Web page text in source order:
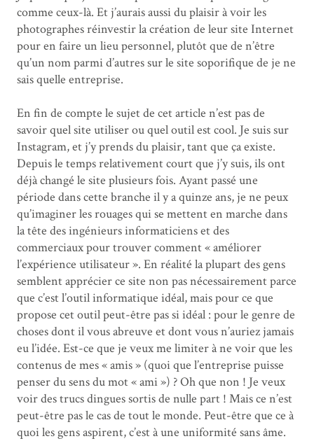
comme ceux-là. Et j’aurais aussi du plaisir à voir les
photographes réinvestir la création de leur site Internet
pour en faire un lieu personnel, plutôt que de n’être
qu’un nom parmi d’autres sur le site soporifique de je ne
sais quelle entreprise.
En fin de compte le sujet de cet article n’est pas de
savoir quel site utiliser ou quel outil est cool. Je suis sur
Instagram, et j’y prends du plaisir, tant que ça existe.
Depuis le temps relativement court que j’y suis, ils ont
déjà changé le site plusieurs fois. Ayant passé une
période dans cette branche il y a quinze ans, je ne peux
qu’imaginer les rouages qui se mettent en marche dans
la tête des ingénieurs informaticiens et des
commerciaux pour trouver comment « améliorer
l’expérience utilisateur ». En réalité la plupart des gens
semblent apprécier ce site non pas nécessairement parce
que c’est l’outil informatique idéal, mais pour ce que
propose cet outil peut-être pas si idéal : pour le genre de
choses dont il vous abreuve et dont vous n’auriez jamais
eu l’idée. Est-ce que je veux me limiter à ne voir que les
contenus de mes « amis » (quoi que l’entreprise puisse
penser du sens du mot « ami ») ? Oh que non ! Je veux
voir des trucs dingues sortis de nulle part ! Mais ce n’est
peut-être pas le cas de tout le monde. Peut-être que ce à
quoi les gens aspirent, c’est à une uniformité sans âme.